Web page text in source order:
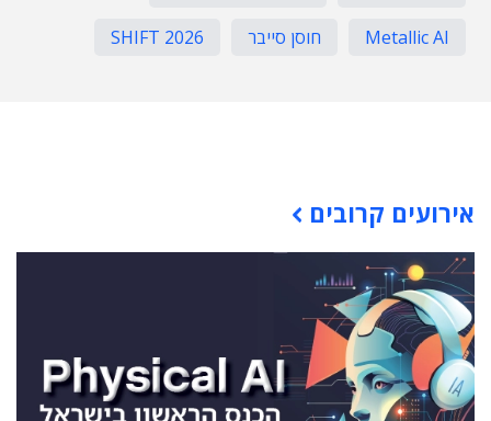
Metallic AI
חוסן סייבר SHIFT 2026
אירועים קרובים